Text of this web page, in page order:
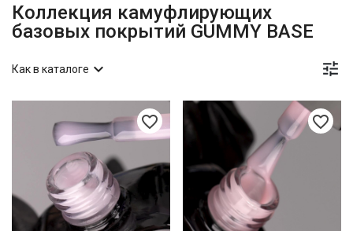
Коллекция камуфлирующих
базовых покрытий GUMMY BASE

Как в каталоге 
favorite_border favorite_border